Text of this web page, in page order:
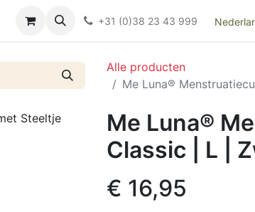
Kieswijzer nacht- en kraamverband
+31 (0)38 23 43 999
Alle producten
Me Luna®
Me Luna®
Classic | L |
€ 16,95